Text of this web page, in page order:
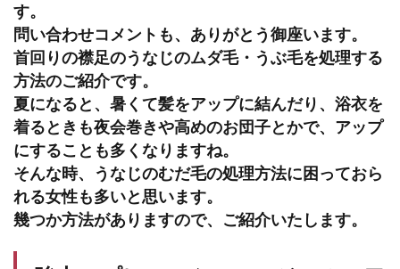
す。
問い合わせコメントも、ありがとう御座います。
首回りの襟足のうなじのムダ毛・うぶ毛を処理する
方法のご紹介です。
夏になると、暑くて髪をアップに結んだり、浴衣を
着るときも夜会巻きや高めのお団子とかで、アップ
にすることも多くなりますね。
そんな時、うなじのむだ毛の処理方法に困っておら
れる女性も多いと思います。
幾つか方法がありますので、ご紹介いたします。